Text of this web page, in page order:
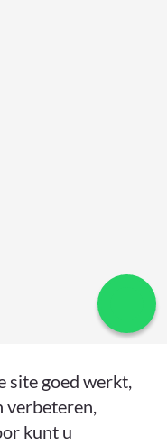
site goed werkt,
verbeteren,
kunt u